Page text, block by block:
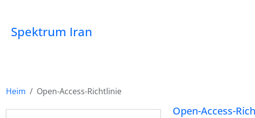
Spektrum Iran
Heim Open-Access-Richtlinie
Open-Access-